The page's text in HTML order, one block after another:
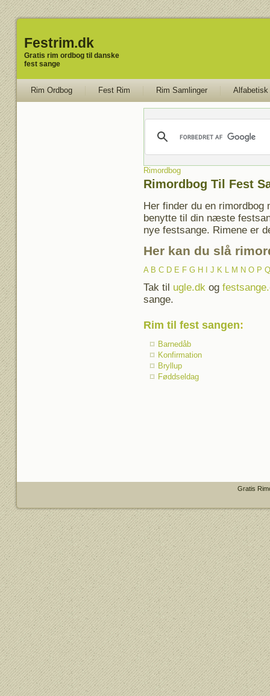
Festrim.dk
Gratis rim ordbog til danske
fest sange
Rim Ordbog Fest Rim Rim Samlinger Alfabetisk
Rimordbog
Rimordbog Til Fest
Her finder du en
benytte til din næste
nye festsange. Rimene er
Her kan du slå
A B C D E F G H J K L M N O P Q
Tak til ugle.dkog
sange.
Rim til fest sangen:
Barnedåb
Konfirmation
Bryllup
Føddseldag
Gratis